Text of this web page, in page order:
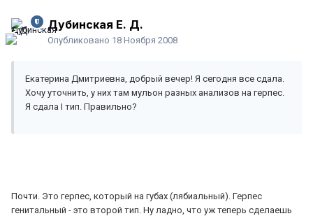
Дубинская Е. Д.
Опубликовано 18 Ноября 2008
Екатерина Дмитриевна, добрый вечер! Я сегодня все сдала.
Хочу уточнить, у них там мульон разных анализов на герпес.
Я сдала I тип. Правильно?
Почти. Это герпес, который на губах (лябиальный). Герпес
генитальный - это второй тип. Ну ладно, что уж теперь сделаешь